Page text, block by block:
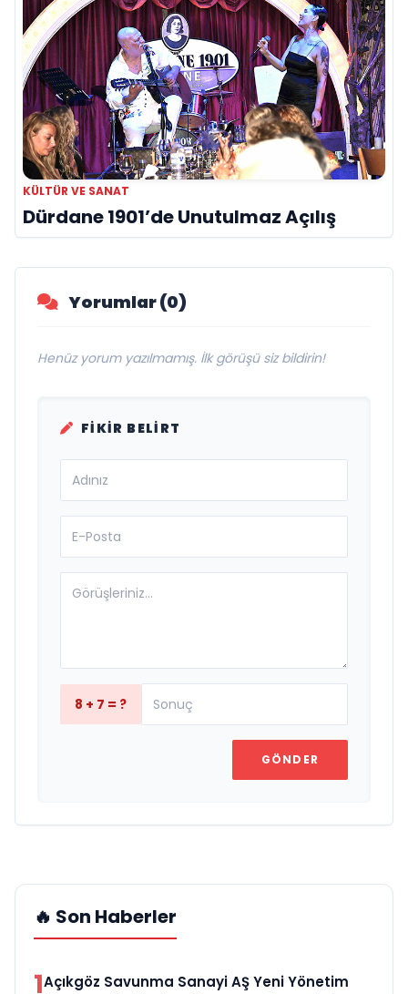
KÜLTÜR VE SANAT
Dürdane 1901’de Unutulmaz Açılış
Yorumlar (0)
Henüz yorum yazılmamış. İlk görüşü siz bildirin!
FIKIR BELIRT
8 + 7 = ?
GÖNDER
🔥 Son Haberler
1Açıkgöz Savunma Sanayi AŞ Yeni Yönetim